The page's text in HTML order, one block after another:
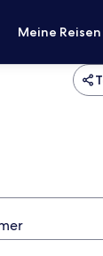
Meine Reisen